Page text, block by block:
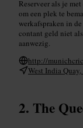
Reserveer als je
om een plek te
werkafspraken in
contant geld niet
aanwezig.
http://
West India
The